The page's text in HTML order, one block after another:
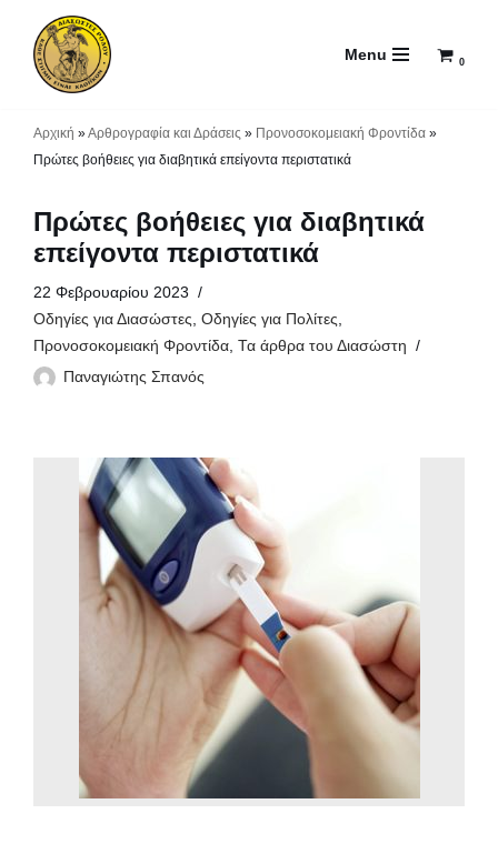
Μεταπηδήστε
Menu 0
Αρχική »Αρθρογραφία και Δράσεις » Προνοσοκομειακή Φροντίδα »
Πρώτες βοήθειες για διαβητικά επείγοντα περιστατικά
Πρώτες βοήθειες για διαβητικά
επείγοντα περιστατικά
22 Φεβρουαρίου 2023
Οδηγίες για Διασώστες, Οδηγίες για Πολίτες,
Προνοσοκομειακή Φροντίδα, Τα άρθρα του Διασώστη
Παναγιώτης Σπανός